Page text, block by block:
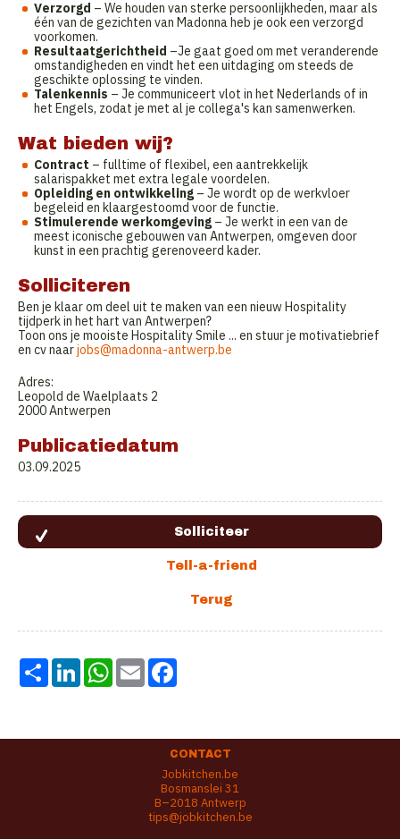
Verzorgd – We houden van sterke persoonlijkheden, maar als
één van de gezichten van Madonna heb je ook een verzorgd
voorkomen.
Resultaatgerichtheid –Je gaat goed om met veranderende
omstandigheden en vindt het een uitdaging om steeds de
geschikte oplossing te vinden.
Talenkennis – Je communiceert vlot in het Nederlands of in
het Engels, zodat je met al je collega's kan samenwerken.
Wat bieden wij?
Contract – fulltime of flexibel, een aantrekkelijk
salarispakket met extra legale voordelen.
Opleiding en ontwikkeling – Je wordt op de werkvloer
begeleid en klaargestoomd voor de functie.
Stimulerende werkomgeving – Je werkt in een van de
meest iconische gebouwen van Antwerpen, omgeven door
kunst in een prachtig gerenoveerd kader.
Solliciteren
Ben je klaar om deel uit te maken van een nieuw Hospitality
tijdperk in het hart van Antwerpen?
Toon ons je mooiste Hospitality Smile ... en stuur je motivatiebrief
en cv naarjobs@madonna-antwerp.be
Adres:
Leopold de Waelplaats 2
2000 Antwerpen
Publicatiedatum
03.09.2025
Share LinkedInWhatsApp
Email
CONTACT
Jobkitchen.be
Bosmanslei 31
B–2018 Antwerp
tips@jobkitchen.be